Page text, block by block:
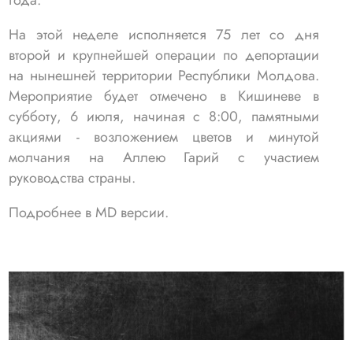
На этой неделе исполняется 75 лет со дня
второй и крупнейшей операции по депортации
на нынешней территории Республики Молдова.
Мероприятие будет отмечено в Кишиневе в
субботу, 6 июля, начиная с 8:00, памятными
акциями - возложением цветов и минутой
молчания на Аллею Гарий с участием
руководства страны.
Подробнее в MD версии.